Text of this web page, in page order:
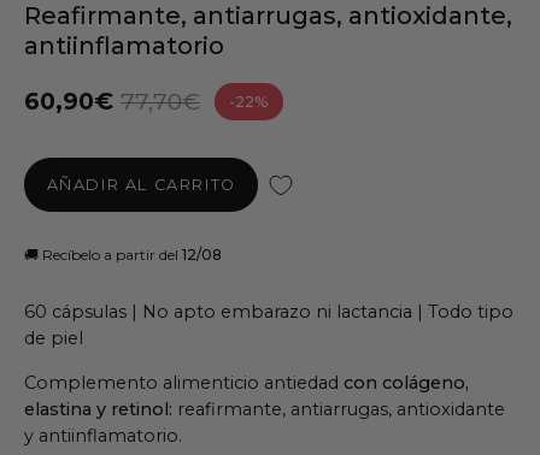
Reafirmante, antiarrugas, antioxidante,
antiinflamatorio
60,90€ 77,70€ -22%
AÑADIR AL CARRITO
🚚 Recíbelo a partir del 12/08
60 cápsulas | No apto embarazo ni lactancia | Todo tipo
de piel
Complemento alimenticio antiedad con colágeno,
elastina y retinol: reafirmante, antiarrugas, antioxidante
y antiinflamatorio.